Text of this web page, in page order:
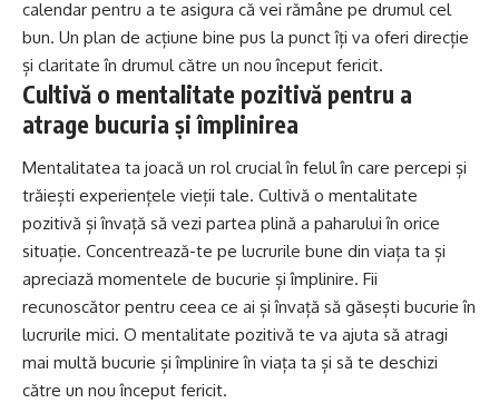
calendar pentru a te asigura că vei rămâne pe drumul cel
bun. Un plan de acțiune bine pus la punct îți va oferi direcție
și claritate în drumul către un nou început fericit.
Cultivă o mentalitate pozitivă pentru a
atrage bucuria și împlinirea
Mentalitatea ta joacă un rol crucial în felul în care percepi și
trăiești experiențele vieții tale. Cultivă o mentalitate
pozitivă și învață să vezi partea plină a paharului în orice
situație. Concentrează-te pe lucrurile bune din viața ta și
apreciază momentele de bucurie și împlinire. Fii
recunoscător pentru ceea ce ai și învață să găsești bucurie în
lucrurile mici. O mentalitate pozitivă te va ajuta să atragi
mai multă bucurie și împlinire în viața ta și să te deschizi
către un nou început fericit.